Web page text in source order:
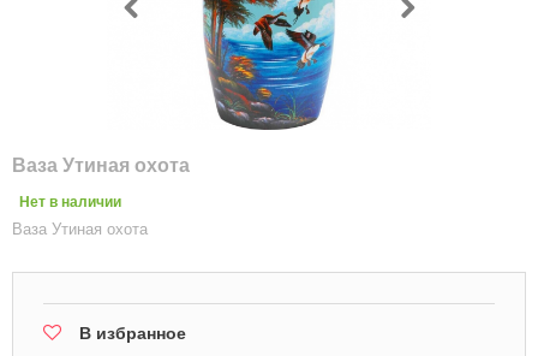
Ваза Утиная охота
Нет в наличии
Ваза Утиная охота
В избранное